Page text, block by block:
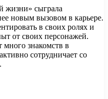
жизни» сыграла
новым вызовом в карьере.
в своих ролях и
от своих персонажей.
много знакомств в
сотрудничает со